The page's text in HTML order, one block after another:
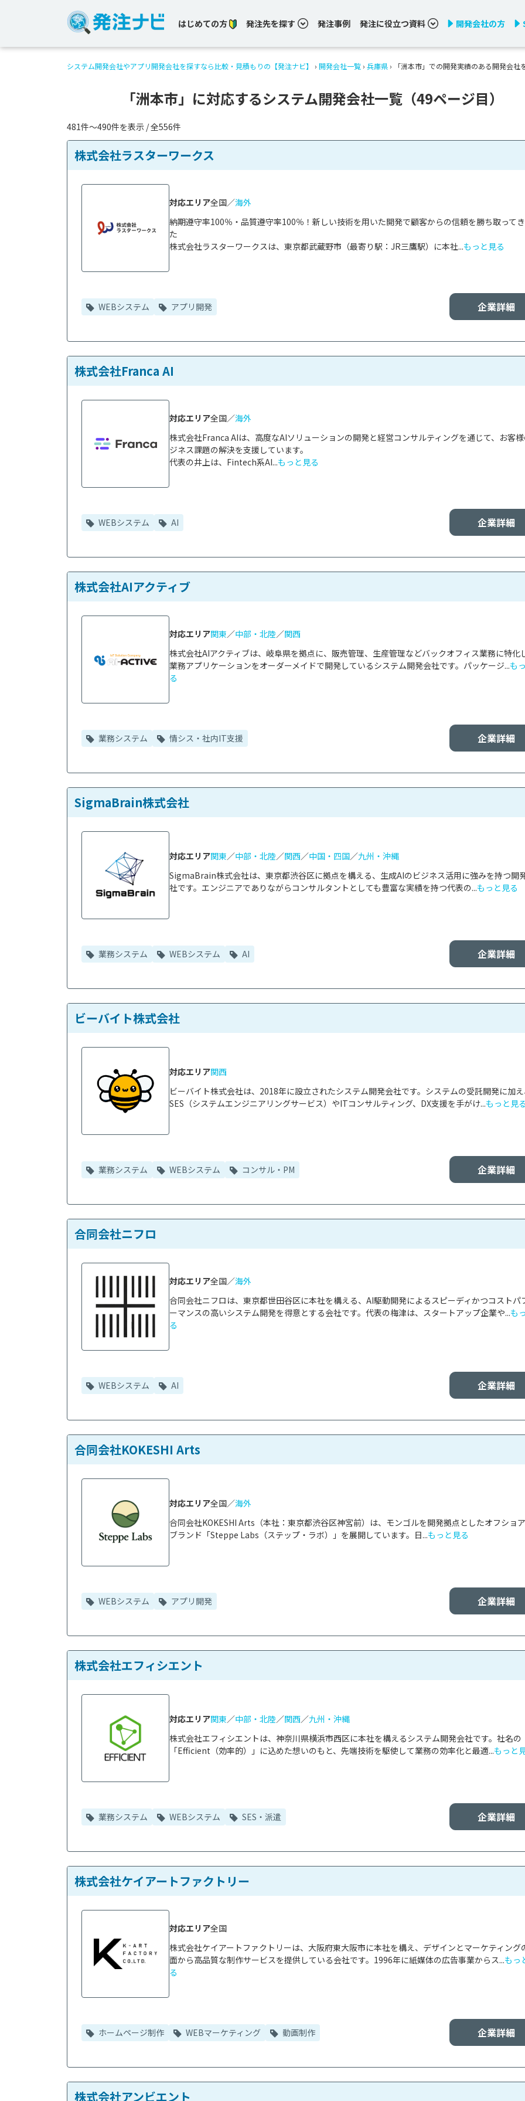
はじめての方 発注先を探す 発注事例 発注に役立つ資料 開発会社の方
システム開発会社やアプリ開発会社を探すなら比較・見積もりの【発注ナビ】 › 開発会社一覧 › 兵庫県 › 「洲本市」での開発実績のある開発会社
「洲本市」に対応するシステム開発会社一覧（49ページ目）
481件〜490件を表示 / 全556件
株式会社ラスターワークス
納期遵守率100％・品質遵守率100％！新しい技術を用いた開発で顧客からの信頼を勝ち取って
た
株式会社ラスターワークスは、東京都武蔵野市（最寄り駅：JR三鷹駅）に本社...もっと見る
対応エリア全国／海外
企業詳細
WEBシステム アプリ開発
株式会社Franca AI
株式会社Franca AIは、高度なAIソリューションの開発と経営コンサルティングを通じて、お客
ジネス課題の解決を支援しています。
代表の井上は、Fintech系AI...もっと見る
対応エリア全国／海外
企業詳細
WEBシステム AI
株式会社AIアクティブ
株式会社AIアクティブは、岐阜県を拠点に、販売管理、生産管理などバックオフィス業務に特化
業務アプリケーションをオーダーメイドで開発しているシステム開発会社です。パッケージ...も
る
対応エリア関東／中部・北陸／関西
企業詳細
業務システム 情シス・社内IT支援
SigmaBrain株式会社
SigmaBrain株式会社は、東京都渋谷区に拠点を構える、生成AIのビジネス活用に強みを持つ開
社です。エンジニアでありながらコンサルタントとしても豊富な実績を持つ代表の...もっと見る
対応エリア関東／中部・北陸／関西／中国・四国／九州・沖縄
企業詳細
業務システム WEBシステム AI
ビーバイト株式会社
ビーバイト株式会社は、2018年に設立されたシステム開発会社です。システムの受託開発に加
SES（システムエンジニアリングサービス）やITコンサルティング、DX支援を手がけ...もっと見
対応エリア関西
企業詳細
業務システム WEBシステム コンサル・PM
合同会社ニフロ
合同会社ニフロは、東京都世田谷区に本社を構える、AI駆動開発によるスピーディかつコストパ
ーマンスの高いシステム開発を得意とする会社です。代表の梅津は、スタートアップ企業や...も
る
対応エリア全国／海外
企業詳細
WEBシステム AI
合同会社KOKESHI Arts
合同会社KOKESHI Arts（本社：東京都渋谷区神宮前）は、モンゴルを開発拠点としたオフショ
ブランド「Steppe Labs（ステップ・ラボ）」を展開しています。日...もっと見る
対応エリア全国／海外
企業詳細
WEBシステム アプリ開発
株式会社エフィシエント
株式会社エフィシエントは、神奈川県横浜市西区に本社を構えるシステム開発会社です。社名の
「Efficient（効率的）」に込めた想いのもと、先端技術を駆使して業務の効率化と最適...もっと
対応エリア関東／中部・北陸／関西／九州・沖縄
企業詳細
業務システム WEBシステム SES・派遣
株式会社ケイアートファクトリー
株式会社ケイアートファクトリーは、大阪府東大阪市に本社を構え、デザインとマーケティング
面から高品質な制作サービスを提供している会社です。1996年に紙媒体の広告事業からス...もっ
る
対応エリア全国
企業詳細
ホームページ制作 WEBマーケティング 動画制作
株式会社アンビエント